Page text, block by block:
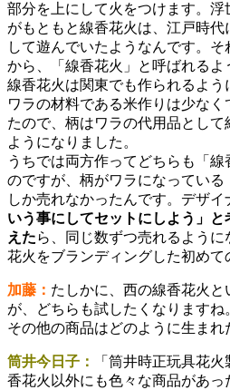
部分を上にして火をつけます。
がもともと線香花火は、江戸時
して遊んでいたようなんです。
から、「線香花火」と呼ばれるよ
線香花火は関東でも作られるよ
ワラの材料である米作りは少な
たので、柄はワラの代用品とし
ようになりました。
うちでは両方作ってどちらも「
のですが、柄がワラになってい
しか売れなかったんです。デザイ
いう事にしてセットにしよう」
えたら、同じ数ずつ売れるよう
花火をブランディングした初めて
加藤： たしかに、西の線香花火
が、どちらも試したくなりますね
その他の商品はどのように生まれ
筒井今日子：
「筒井時正玩具花
香花火以外にも色々な商品があ